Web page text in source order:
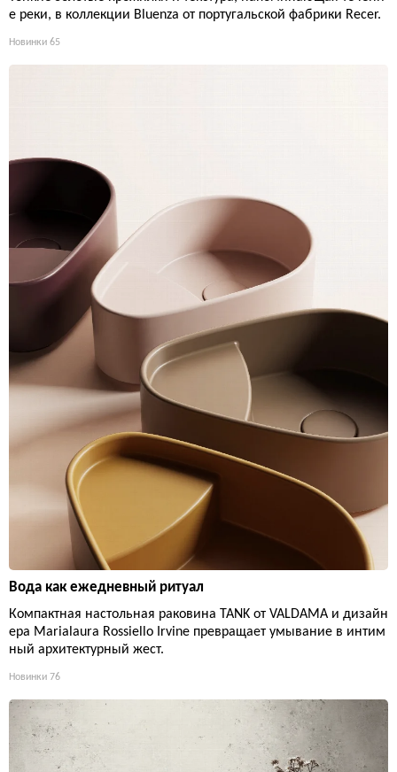
е реки, в коллекции Bluenza от португальской фабрики Recer.
Новинки 65
Вода как ежедневный ритуал
Компактная настольная раковина TANK от VALDAMA и дизайн
ера Marialaura Rossiello Irvine превращает умывание в интим
ный архитектурный жест.
Новинки 76